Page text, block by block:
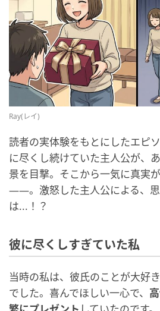
Ray(レイ)
読者の実体験をもとにしたエピ
に尽くし続けていた主人公が、
景を目撃。そこから一気に真実
――。激怒した主人公による、
は...！？
彼に尽くしすぎていた私
当時の私は、彼氏のことが大好き
でした。喜んでほしい一心で、